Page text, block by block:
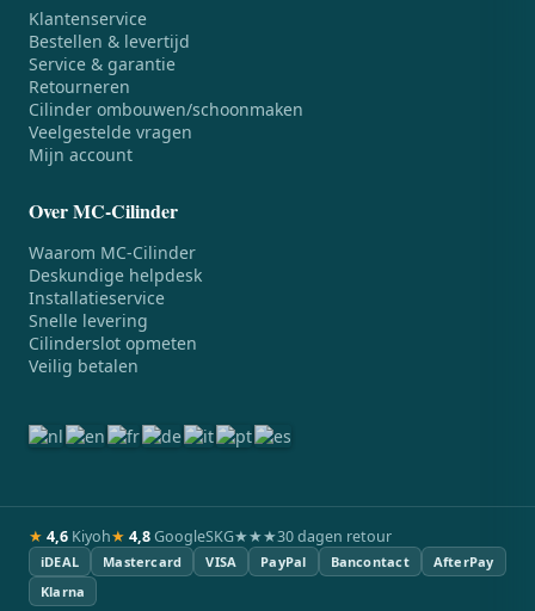
Klantenservice
Bestellen & levertijd
Service & garantie
Retourneren
Cilinder ombouwen/schoonmaken
Veelgestelde vragen
Mijn account
Over MC-Cilinder
Waarom MC-Cilinder
Deskundige helpdesk
Installatieservice
Snelle levering
Cilinderslot opmeten
Veilig betalen
★ 4,6 Kiyoh★ 4,8GoogleSKG★★★30 dagen retour
iDEAL Mastercard VISA PayPal Bancontact
AfterPay
Klarna